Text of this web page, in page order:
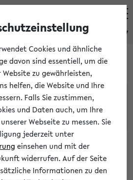
eKVV
Räume
Raumvergabe
bielefeld.de
anzeigen oder suchen Sie nach
Eigenschaften:
Cookies und ähnliche
davon sind essentiell, um die
zu gewährleisten,
helfen, die Website und Ihre
Falls Sie zustimmen,
und Daten auch, um Ihre
Webseite zu messen. Sie
jederzeit unter
einsehen und mit der
widerrufen. Auf der Seite
Informationen zu den